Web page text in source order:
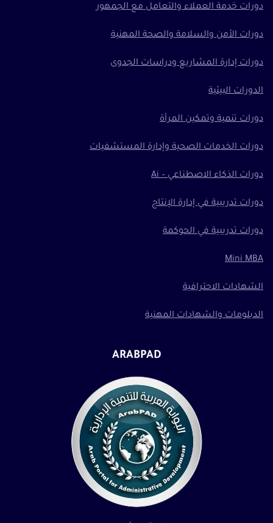
دورات خدمة العملاء والتعامل مع الجمهور
دورات الأمن والسلامة والصحة المهنية
دورات إدارة المشاريع ودراسات الجدوى
الدورات البيئية
دورات تنمية وتمكين المرأة
دورات الخدمات الصحية وإدارة المستشفيات
دورات الذكاء الاصطناعي – Ai
دورات تدريبية في إدارة الإنتاج
دورات تدريبية في الحوكمة
Mini MBA
الشهادات الاحترافية
الدبلومات والشهادات المهنية
ARABPAD